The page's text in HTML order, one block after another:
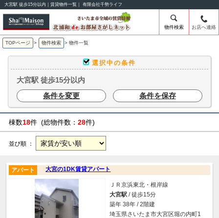
大宮駅 徒歩15分以内｜賃貸物件一覧｜ 有限会社千勢ライフ
物件検索 お店へ連絡
TOPページ > 物件検索 > 物件一覧
選択中の条件
大宮駅 徒歩15分以内
条件を変更
条件を保存
棟数18件 (総物件数： 28件)
並び順 ：
大宮の1DK賃貸アパート
アパート
ＪＲ京浜東北・根岸線
大宮駅 / 徒歩15分
築年 38年 / 2階建
埼玉県さいたま市大宮区堀の内町1